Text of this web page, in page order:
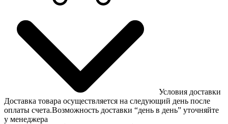
Условия доставки
Доставка товара осуществляется на следующий день после
оплаты счета.Возможность доставки “день в день” уточняйте
у менеджера